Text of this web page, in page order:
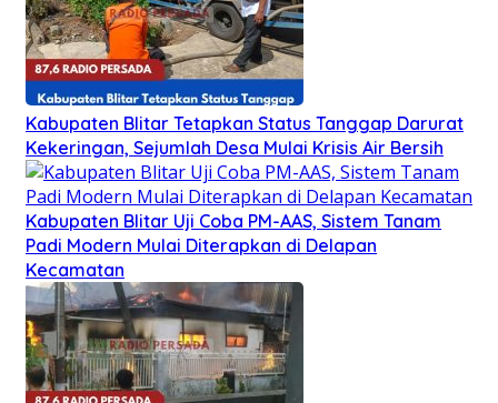
Kabupaten Blitar Tetapkan Status Tanggap Darurat
Kekeringan, Sejumlah Desa Mulai Krisis Air Bersih
Kabupaten Blitar Uji Coba PM-AAS, Sistem Tanam
Padi Modern Mulai Diterapkan di Delapan
Kecamatan